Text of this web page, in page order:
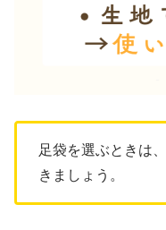
足袋を選ぶときは、
きましょう。